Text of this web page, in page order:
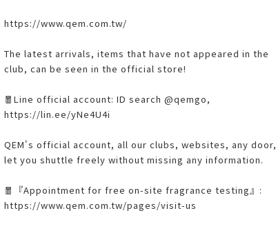
https://www.qem.com.tw/
The latest arrivals, items that have not appeared in the
club, can be seen in the official store!
🧧Line official account: ID search @qemgo,
https://lin.ee/yNe4U4i
QEM's official account, all our clubs, websites, any door,
let you shuttle freely without missing any information.
🧧『Appointment for free on-site fragrance testing』:
https://www.qem.com.tw/pages/visit-us